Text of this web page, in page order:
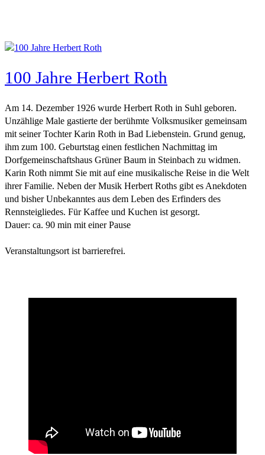
100 Jahre Herbert Roth
Am 14. Dezember 1926 wurde Herbert Roth in Suhl geboren.
Unzählige Male gastierte der berühmte Volksmusiker gemeinsam
mit seiner Tochter Karin Roth in Bad Liebenstein. Grund genug,
ihm zum 100. Geburtstag einen festlichen Nachmittag im
Dorfgemeinschaftshaus Grüner Baum in Steinbach zu widmen.
Karin Roth nimmt Sie mit auf eine musikalische Reise in die Welt
ihrer Familie. Neben der Musik Herbert Roths gibt es Anekdoten
und bisher Unbekanntes aus dem Leben des Erfinders des
Rennsteigliedes. Für Kaffee und Kuchen ist gesorgt.
Dauer: ca. 90 min mit einer Pause
Veranstaltungsort ist barrierefrei.